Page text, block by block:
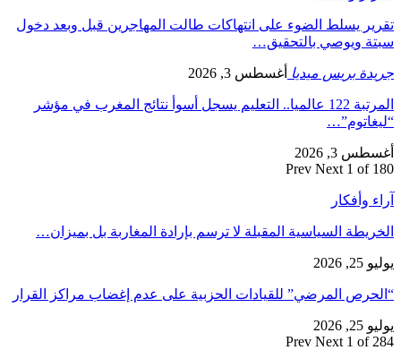
تقرير يسلط الضوء على انتهاكات طالت المهاجرين قبل وبعد دخول
سبتة ويوصي بالتحقيق…
جريدة بريس ميديا أغسطس 3, 2026
المرتبة 122 عالميا.. التعليم يسجل أسوأ نتائج المغرب في مؤشر
“ليغاتوم”…
أغسطس 3, 2026
Prev Next 1 of 180
آراء وأفكار
الخريطة السياسية المقبلة لا ترسم بإرادة المغاربة بل بميزان…
يوليو 25, 2026
“الحرص المرضي” للقيادات الحزبية على عدم إغضاب مراكز القرار
يوليو 25, 2026
Prev Next 1 of 284